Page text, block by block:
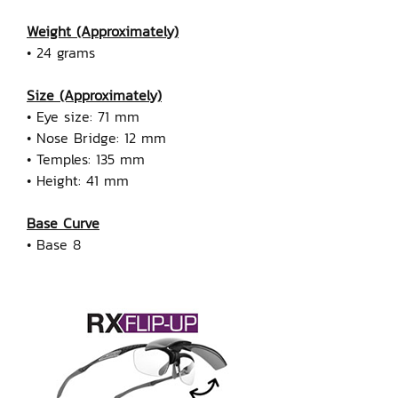
Weight (Approximately)
• 24 grams
Size (Approximately)
• Eye size: 71 mm
• Nose Bridge: 12 mm
• Temples: 135 mm
• Height: 41 mm
Base Curve
• Base 8